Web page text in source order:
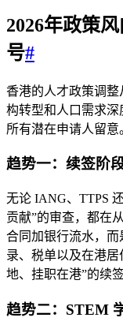
2026年政策
号#
香港的人才政策调
构转型和人口需求深
所有潜在申请人留意
趋势一：续签阶
无论 IANG、TTPS
贡献”的审查，都在
合同加银行流水，
录、税单以及在港
地、挂职在港”的续
趋势二：STEM